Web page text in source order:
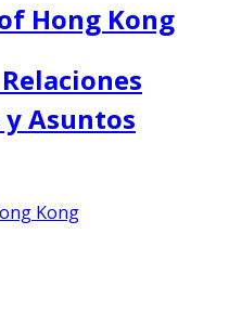
Hong Kong
Asuntos
Kong